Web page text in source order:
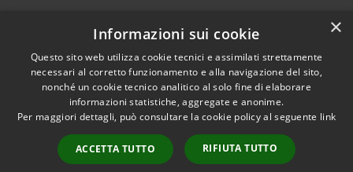
RSS
Accessibilità
Cookie
Mappa del sito
WebMail
Copyright © 2026 • Comune di
Santa Teresa Gallura •
Powered byMunicipium
Accesso redazione
×
Informazioni sui cookie
Questo sito web utilizza cookie tecnici e assimilati strettamente
necessari al corretto funzionamento e alla navigazione del sito,
nonché un cookie tecnico analitico al solo fine di elaborare
informazioni statistiche, aggregate e anonime.
Per maggiori dettagli, può consultare la cookie policy al seguente link
ACCETTA TUTTO RIFIUTA TUTTO